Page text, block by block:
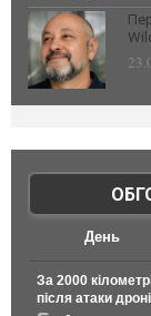
День
За 2000
після атаки